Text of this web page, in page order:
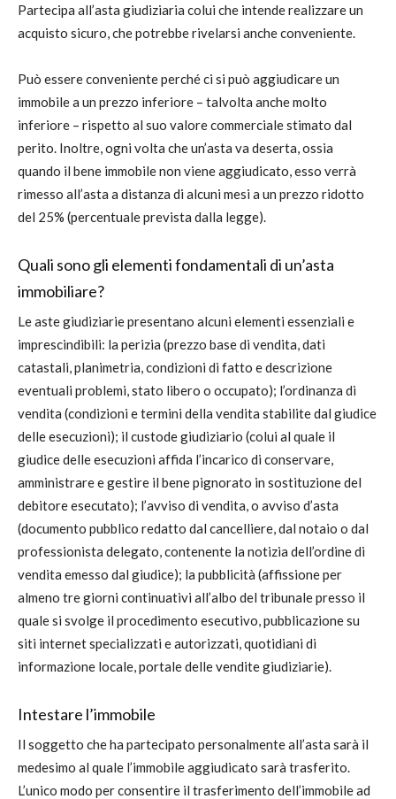
Partecipa all’asta giudiziaria colui che intende realizzare un
acquisto sicuro, che potrebbe rivelarsi anche conveniente.
Può essere conveniente perché ci si può aggiudicare un
immobile a un prezzo inferiore – talvolta anche molto
inferiore – rispetto al suo valore commerciale stimato dal
perito. Inoltre, ogni volta che un’asta va deserta, ossia
quando il bene immobile non viene aggiudicato, esso verrà
rimesso all’asta a distanza di alcuni mesi a un prezzo ridotto
del 25% (percentuale prevista dalla legge).
Quali sono gli elementi fondamentali di un’asta
immobiliare?
Le aste giudiziarie presentano alcuni elementi essenziali e
imprescindibili: la perizia (prezzo base di vendita, dati
catastali, planimetria, condizioni di fatto e descrizione
eventuali problemi, stato libero o occupato); l’ordinanza di
vendita (condizioni e termini della vendita stabilite dal giudice
delle esecuzioni); il custode giudiziario (colui al quale il
giudice delle esecuzioni affida l’incarico di conservare,
amministrare e gestire il bene pignorato in sostituzione del
debitore esecutato); l’avviso di vendita, o avviso d’asta
(documento pubblico redatto dal cancelliere, dal notaio o dal
professionista delegato, contenente la notizia dell’ordine di
vendita emesso dal giudice); la pubblicità (affissione per
almeno tre giorni continuativi all’albo del tribunale presso il
quale si svolge il procedimento esecutivo, pubblicazione su
siti internet specializzati e autorizzati, quotidiani di
informazione locale, portale delle vendite giudiziarie).
Intestare l’immobile
Il soggetto che ha partecipato personalmente all’asta sarà il
medesimo al quale l’immobile aggiudicato sarà trasferito.
L’unico modo per consentire il trasferimento dell’immobile ad